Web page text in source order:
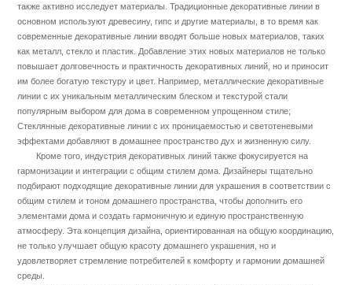
также активно исследует материалы. Традиционные декоративные линии в
основном используют древесину, гипс и другие материалы, в то время как
современные декоративные линии вводят больше новых материалов, таких
как металл, стекло и пластик. Добавление этих новых материалов не только
повышает долговечность и практичность декоративных линий, но и приносит
им более богатую текстуру и цвет. Например, металлические декоративные
линии с их уникальным металлическим блеском и текстурой стали
популярным выбором для дома в современном упрощенном стиле;
Стеклянные декоративные линии с их проницаемостью и светотеневыми
эффектами добавляют в домашнее пространство дух и жизненную силу.
Кроме того, индустрия декоративных линий также фокусируется на
гармонизации и интеграции с общим стилем дома. Дизайнеры тщательно
подбирают подходящие декоративные линии для украшения в соответствии с
общим стилем и тоном домашнего пространства, чтобы дополнить его
элементами дома и создать гармоничную и единую пространственную
атмосферу. Эта концепция дизайна, ориентированная на общую координацию,
не только улучшает общую красоту домашнего украшения, но и
удовлетворяет стремление потребителей к комфорту и гармонии домашней
среды.